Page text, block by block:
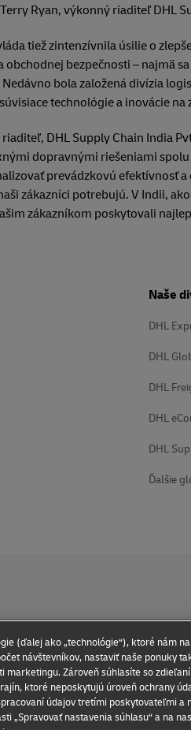
Ryan, výkonný riaditeľ DHL
tiež zintenzívnila úsilie o
obchodnej bezpečnosti – najmä
bola založená divízia
technológie a inovácie
DHL Supply Chain India
dopravnými riešeniami
prevádzkovú efektívnosť
zákazníci potrebujú. V Indii,
zákazníkom poskytovali
Naše
DHL
DHL
DHL
DHL
DHL
Ďalšie
Podmienky používania
2026 © -
(ďalej ako „technológie“), ktoré nám
návštevníkov, nastaviť naše ponuky
marketingu. Zároveň súhlasíte so
ktoré neposkytujú úroveň ochrany
údajov tretími poskytovateľmi a
„Spravovať nastavenia súhlasu“ a na